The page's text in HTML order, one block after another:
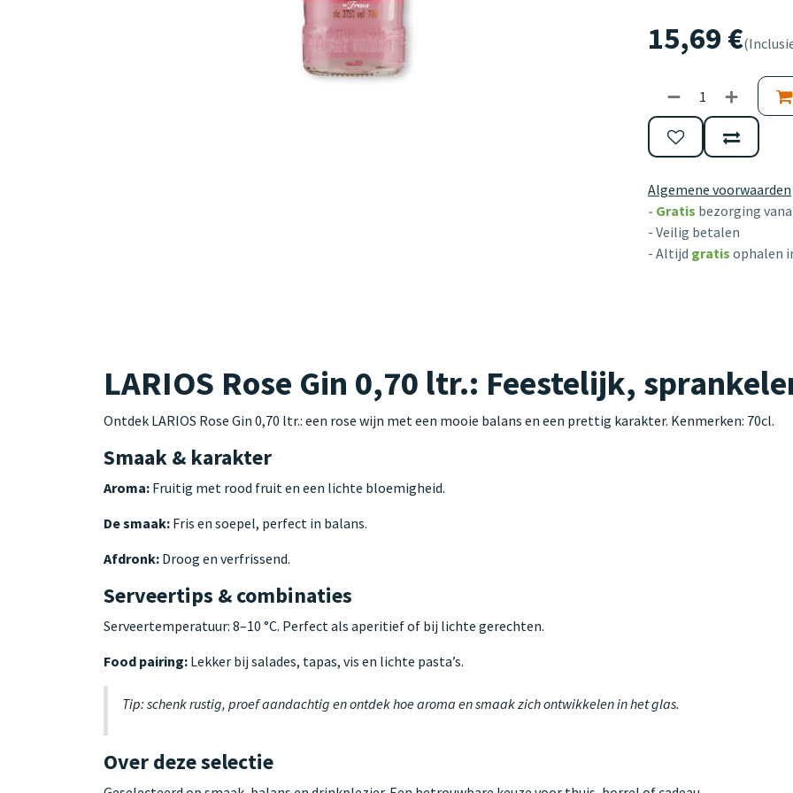
15,69 €
Algemene voorwaarden
- Gratis bezorging
- Veilig betalen
- Altijd gratis ophalen
LARIOS Rose Gin 0,70 ltr.: Feestelijk,
Ontdek LARIOS Rose Gin 0,70 ltr.: een rose wijn met een mooie balans en een prettig karakter. Kenmerken: 70cl.
Smaak & karakter
Aroma: Fruitig met rood fruit en een lichte bloemigheid.
De smaak: Fris en soepel, perfect in balans.
Afdronk: Droog en verfrissend.
Serveertips & combinaties
Serveertemperatuur: 8–10 °C. Perfect als aperitief of bij lichte gerechten.
Food pairing: Lekker bij salades, tapas, vis en lichte pasta’s.
Tip: schenk rustig, proef aandachtig en ontdek hoe aroma en smaak zich ontwikkelen in het glas.
Over deze selectie